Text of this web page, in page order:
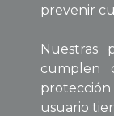
prevenir
Nuestras
cumplen
usuario